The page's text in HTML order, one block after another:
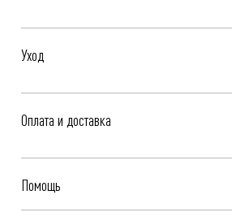
Уход
- Гладить при низкой температуре, до 110°C
Оплата и доставка
Яндекс.Сплит.
Помощь